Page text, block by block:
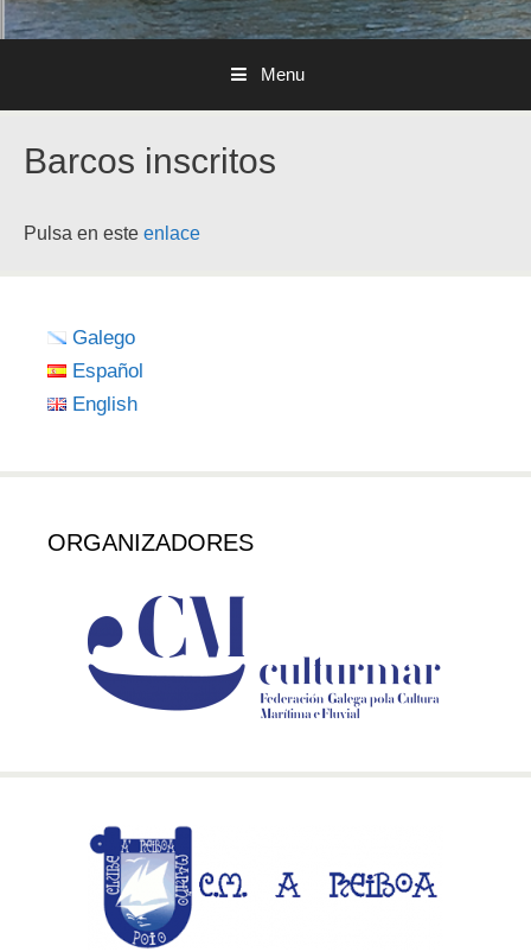
Menu
Barcos inscritos
Pulsa en este enlace
Galego
Español
English
ORGANIZADORES